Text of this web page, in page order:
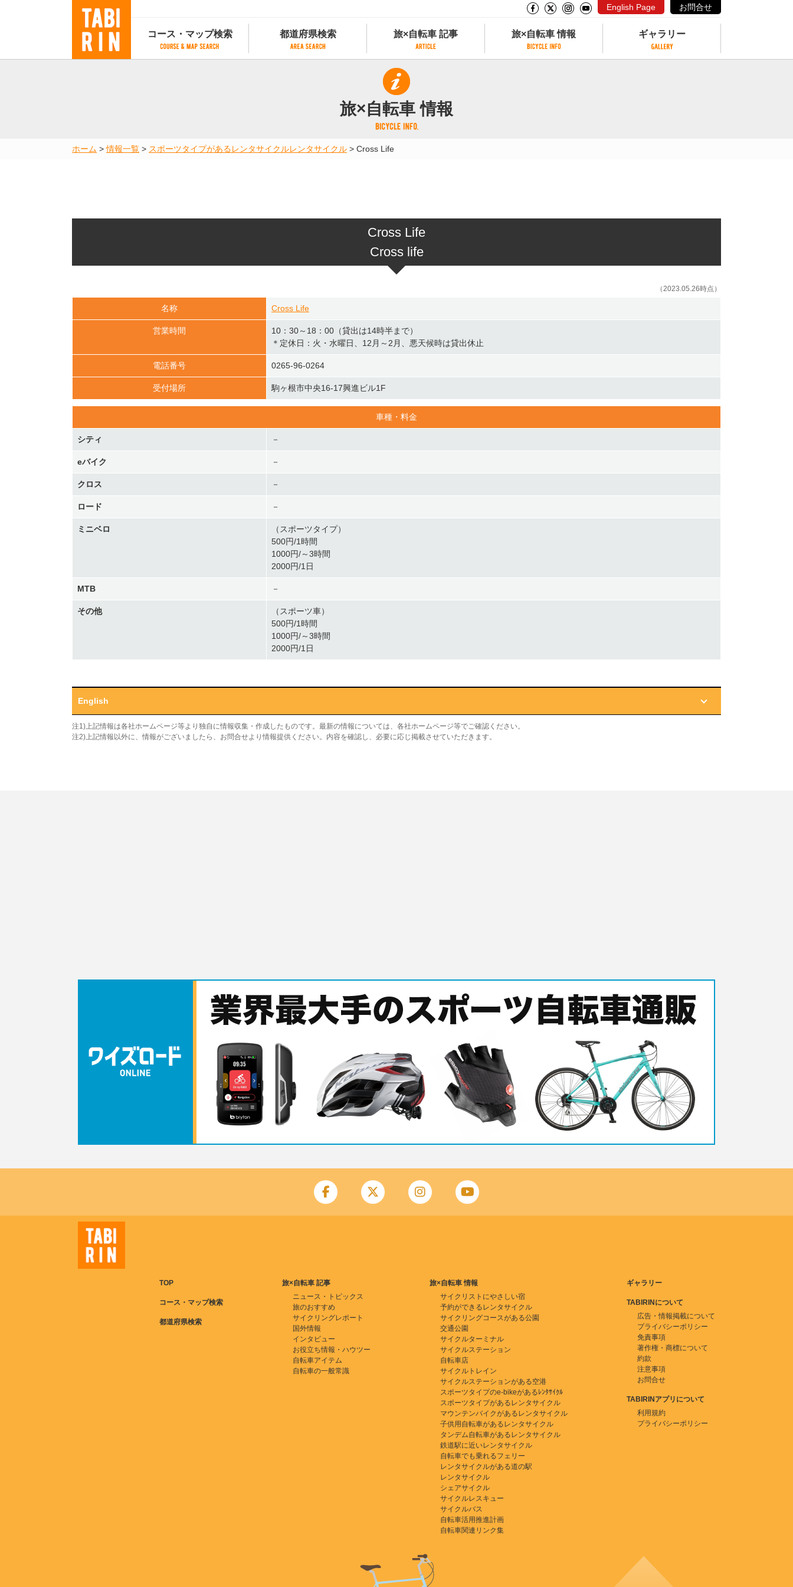
English Page お問合せ
コース・マップ検索
地図から検索
都道府県検索
都道府県別サイクリング情報
都道府県アクセスランキング
旅×自転車 記事
旅×自転車 記事
記事一覧
カテゴリから探す
タグから探す
旅×自転車 情報
サイクリストにやさしい宿
サイクルトレイン
タンデム自転車があるレンタサイクル
ギャラリー
旅×自転車 情報
ホーム >情報一覧 > スポーツタイプがあるレンタサイクルレンタサイクル > Cross Life
Cross Life
Cross life
（2023.05.26時点）
名称 Cross Life
営業時間
10：30～18：00（貸出は14時半まで）
＊定休日：火・水曜日、12月～2月、悪天候時は貸出休止
電話番号 0265-96-0264
受付場所 駒ヶ根市中央16-17興進ビル1F
車種・料金
シティ －
eバイク －
クロス －
ロード －
ミニベロ
（スポーツタイプ）
500円/1時間
1000円/～3時間
2000円/1日
MTB －
その他
（スポーツ車）
500円/1時間
1000円/～3時間
2000円/1日
English
注1)上記情報は各社ホームページ等より独自に情報収集・作成したものです。最新の情報については、各社ホームページ等でご確認ください。
注2)上記情報以外に、情報がございましたら、お問合せより情報提供ください。内容を確認し、必要に応じ掲載させていただきます。
TOP
コース・マップ検索
都道府県検索
旅×自転車 記事
ニュース・トピックス
旅のおすすめ
サイクリングレポート
国外情報
インタビュー
お役立ち情報・ハウツー
自転車アイテム
自転車の一般常識
旅×自転車 情報
サイクリストにやさしい宿
予約ができるレンタサイクル
サイクリングコースがある公園
交通公園
サイクルターミナル
サイクルステーション
自転車店
サイクルトレイン
サイクルステーションがある空港
スポーツタイプのe-bikeがあるﾚﾝﾀｻｲｸﾙ
スポーツタイプがあるレンタサイクル
マウンテンバイクがあるレンタサイクル
子供用自転車があるレンタサイクル
タンデム自転車があるレンタサイクル
鉄道駅に近いレンタサイクル
自転車でも乗れるフェリー
レンタサイクルがある道の駅
レンタサイクル
シェアサイクル
サイクルレスキュー
サイクルバス
自転車活用推進計画
自転車関連リンク集
ギャラリー
TABIRINについて
広告・情報掲載について
プライバシーポリシー
免責事項
著作権・商標について
約款
注意事項
お問合せ
TABIRINアプリについて
利用規約
プライバシーポリシー